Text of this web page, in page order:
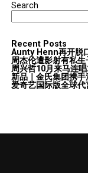
Search
Recent Posts
Aunty Henn再开脱
周杰伦遭影射有私
周兴哲10月来马连
新品｜金氏集团携
爱奇艺国际版全球